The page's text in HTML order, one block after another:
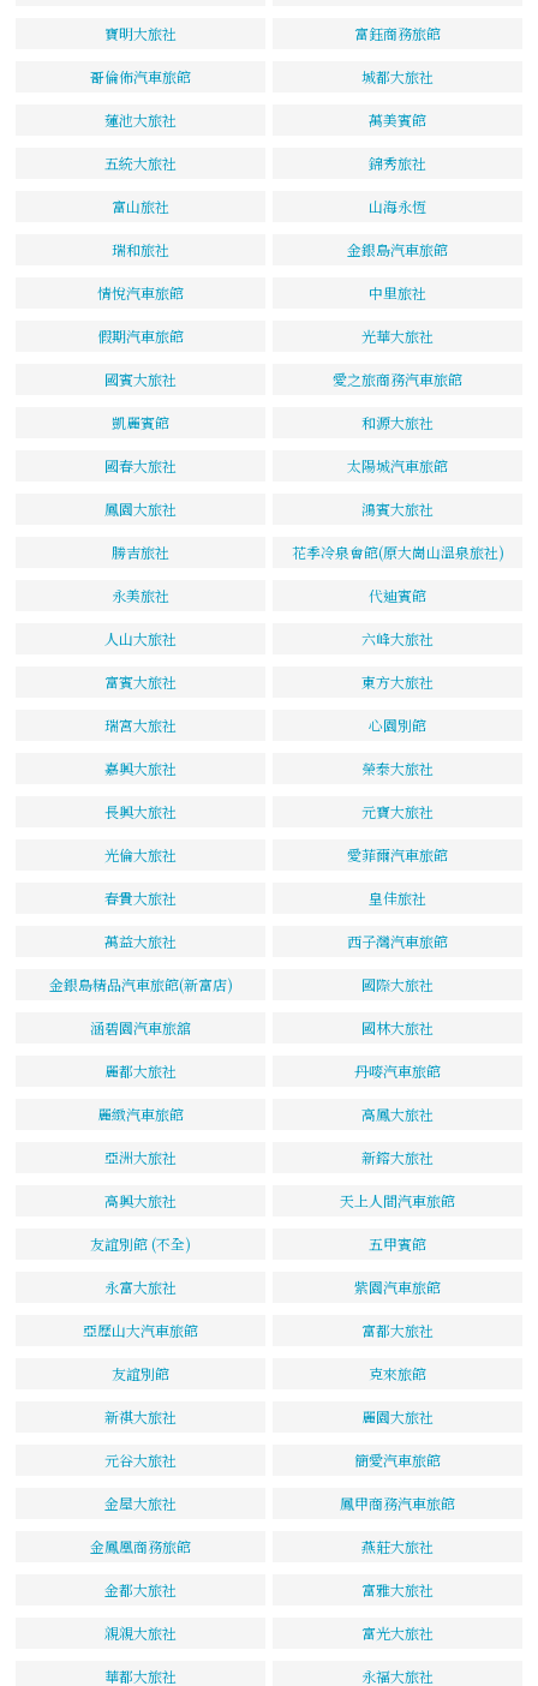
寶明大旅社 富鈺商務旅館
哥倫佈汽車旅館 城都大旅社
蓮池大旅社 萬美賓館
五統大旅社 錦秀旅社
富山旅社 山海永恆
瑞和旅社 金銀島汽車旅館
情悅汽車旅館 中里旅社
假期汽車旅館 光華大旅社
國賓大旅社 愛之旅商務汽車旅館
凱麗賓館 和源大旅社
國春大旅社 太陽城汽車旅館
鳳園大旅社 鴻賓大旅社
勝吉旅社 花季冷泉會館(原大崗山溫泉旅社)
永美旅社 代迪賓館
人山大旅社 六峰大旅社
富賓大旅社 東方大旅社
瑞宮大旅社 心園別館
嘉興大旅社 榮泰大旅社
長興大旅社 元寶大旅社
光倫大旅社 愛菲爾汽車旅館
春貴大旅社 皇佳旅社
萬益大旅社 西子灣汽車旅館
金銀島精品汽車旅館(新富店) 國際大旅社
涵碧園汽車旅舘 國林大旅社
麗都大旅社 丹嘜汽車旅館
麗緻汽車旅館 高鳳大旅社
亞洲大旅社 新鎔大旅社
高興大旅社 天上人間汽車旅館
友誼別館 (不全) 五甲賓館
永富大旅社 紫園汽車旅館
亞歷山大汽車旅館 富都大旅社
友誼別館 克來旅館
新祺大旅社 麗園大旅社
元谷大旅社 簡愛汽車旅館
金屋大旅社 鳳甲商務汽車旅館
金鳳凰商務旅館 燕莊大旅社
金都大旅社 富雅大旅社
親親大旅社 富光大旅社
華都大旅社 永福大旅社